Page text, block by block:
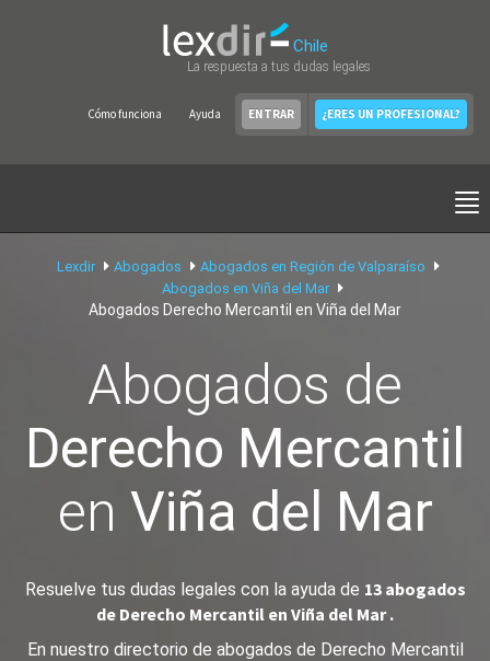
Chile
La respuesta a tus dudas legales
Cómo funciona Ayuda ENTRAR ¿ERES UN PROFESIONAL?
Lexdir Abogados
Abogados en Región de Valparaíso
Abogados en Viña del Mar
Abogados Derecho Mercantil en Viña del Mar
Abogados de
Derecho Mercantil
en Viña del Mar
Resuelve tus dudas legales con la ayuda de 13 abogados
de Derecho Mercantil en Viña del Mar .
En nuestro directorio de abogados de Derecho Mercantil